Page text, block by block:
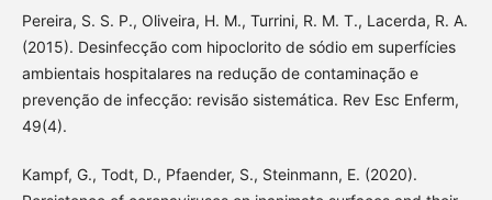
Pereira, S. S. P., Oliveira, H. M., Turrini, R. M. T., Lacerda, R. A.
(2015). Desinfecção com hipoclorito de sódio em superfícies
ambientais hospitalares na redução de contaminação e
prevenção de infecção: revisão sistemática. Rev Esc Enferm,
49(4).
Kampf, G., Todt, D., Pfaender, S., Steinmann, E. (2020).